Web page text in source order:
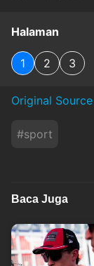
Halaman
1 2 3
Original Source
#sport
Baca Juga